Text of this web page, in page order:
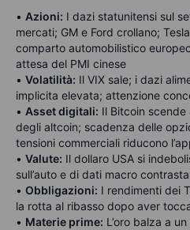
• Azioni: I dazi statunitensi sul
mercati; GM e Ford crollano;
comparto automobilistico
attesa del PMI cinese
• Volatilità: Il VIX sale; i dazi
implicita elevata; attenzione
• Asset digitali: Il Bitcoin
degli altcoin; scadenza delle
tensioni commerciali riducono
• Valute: Il dollaro USA si
sull’auto e di dati macro
• Obbligazioni: I rendimenti dei
la rotta al ribasso dopo aver
• Materie prime: L’oro balza a